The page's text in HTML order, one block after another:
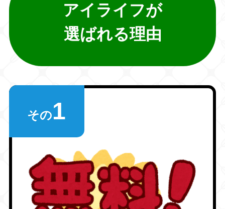
アイライフが
選ばれる理由
その1